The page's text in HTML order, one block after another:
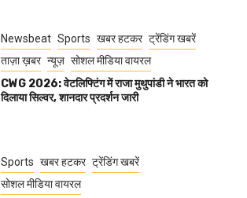
Newsbeat Sports खबर हटकर ट्रेंडिंग खबरें
ताज़ा ख़बर न्यूज़ सोशल मीडिया वायरल
CWG 2026: वेटलिफ्टिंग में राजा मुथुपांडी ने भारत को
दिलाया सिल्वर, शानदार प्रदर्शन जारी
Sports खबर हटकर ट्रेंडिंग खबरें
सोशल मीडिया वायरल